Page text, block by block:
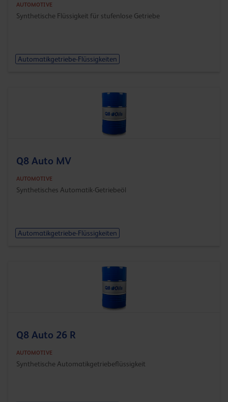
AUTOMOTIVE
Synthetische Flüssigkeit für stufenlose Getriebe
Automatikgetriebe-Flüssigkeiten
Q8 Auto MV
AUTOMOTIVE
Synthetisches Automatik-Getriebeöl
Automatikgetriebe-Flüssigkeiten
Q8 Auto 26 R
AUTOMOTIVE
Synthetische Automatikgetriebeflüssigkeit